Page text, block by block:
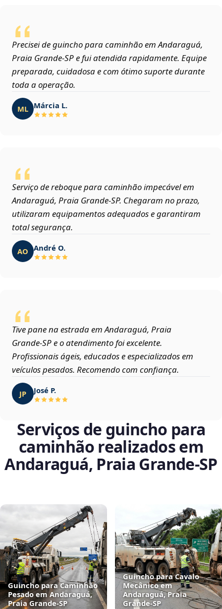
Precisei de guincho para caminhão em Andaraguá,
Praia Grande‑SP e fui atendida rapidamente. Equipe
preparada, cuidadosa e com ótimo suporte durante
toda a operação.
ML Márcia L.
Serviço de reboque para caminhão impecável em
Andaraguá, Praia Grande‑SP. Chegaram no prazo,
utilizaram equipamentos adequados e garantiram
total segurança.
AO André O.
Tive pane na estrada em Andaraguá, Praia
Grande‑SP e o atendimento foi excelente.
Profissionais ágeis, educados e especializados em
veículos pesados. Recomendo com confiança.
JP José P.
Serviços de guincho para
caminhão realizados em
Andaraguá, Praia Grande‑SP
Guincho para Caminhão
Pesado em Andaraguá,
Praia Grande‑SP
Guincho para Cavalo
Mecânico em
Andaraguá, Praia
Grande‑SP